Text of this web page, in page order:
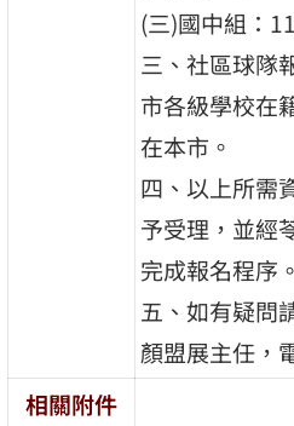
(三)國中組：
三、社區球隊
市各級學校在
在本市。
四、以上所需
予受理，並經
完成報名程序。
五、如有疑問
顏盟展主任，
相關附件